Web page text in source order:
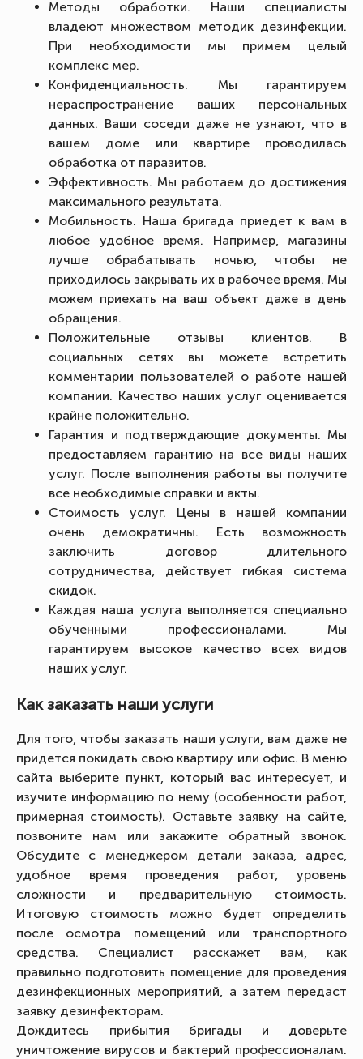
Методы обработки. Наши специалисты
владеют множеством методик дезинфекции.
При необходимости мы примем целый
комплекс мер.
Конфиденциальность. Мы гарантируем
нераспространение ваших персональных
данных. Ваши соседи даже не узнают, что в
вашем доме или квартире проводилась
обработка от паразитов.
Эффективность. Мы работаем до достижения
максимального результата.
Мобильность. Наша бригада приедет к вам в
любое удобное время. Например, магазины
лучше обрабатывать ночью, чтобы не
приходилось закрывать их в рабочее время. Мы
можем приехать на ваш объект даже в день
обращения.
Положительные отзывы клиентов. В
социальных сетях вы можете встретить
комментарии пользователей о работе нашей
компании. Качество наших услуг оценивается
крайне положительно.
Гарантия и подтверждающие документы. Мы
предоставляем гарантию на все виды наших
услуг. После выполнения работы вы получите
все необходимые справки и акты.
Стоимость услуг. Цены в нашей компании
очень демократичны. Есть возможность
заключить договор длительного
сотрудничества, действует гибкая система
скидок.
Каждая наша услуга выполняется специально
обученными профессионалами. Мы
гарантируем высокое качество всех видов
наших услуг.
Как заказать наши услуги
Для того, чтобы заказать наши услуги, вам даже не
придется покидать свою квартиру или офис. В меню
сайта выберите пункт, который вас интересует, и
изучите информацию по нему (особенности работ,
примерная стоимость). Оставьте заявку на сайте,
позвоните нам или закажите обратный звонок.
Обсудите с менеджером детали заказа, адрес,
удобное время проведения работ, уровень
сложности и предварительную стоимость.
Итоговую стоимость можно будет определить
после осмотра помещений или транспортного
средства. Специалист расскажет вам, как
правильно подготовить помещение для проведения
дезинфекционных мероприятий, а затем передаст
заявку дезинфекторам.
Дождитесь прибытия бригады и доверьте
уничтожение вирусов и бактерий профессионалам.